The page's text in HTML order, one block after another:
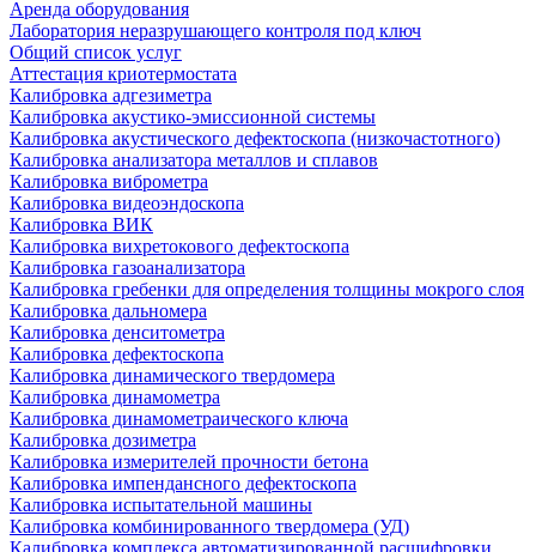
Аренда оборудования
Лаборатория неразрушающего контроля под ключ
Общий список услуг
Аттестация криотермостата
Калибровка адгезиметра
Калибровка акустико-эмиссионной системы
Калибровка акустического дефектоскопа (низкочастотного)
Калибровка анализатора металлов и сплавов
Калибровка виброметра
Калибровка видеоэндоскопа
Калибровка ВИК
Калибровка вихретокового дефектоскопа
Калибровка газоанализатора
Калибровка гребенки для определения толщины мокрого слоя
Калибровка дальномера
Калибровка денситометра
Калибровка дефектоскопа
Калибровка динамического твердомера
Калибровка динамометра
Калибровка динамометраического ключа
Калибровка дозиметра
Калибровка измерителей прочности бетона
Калибровка импендансного дефектоскопа
Калибровка испытательной машины
Калибровка комбинированного твердомера (УД)
Калибровка комплекса автоматизированной расшифровки